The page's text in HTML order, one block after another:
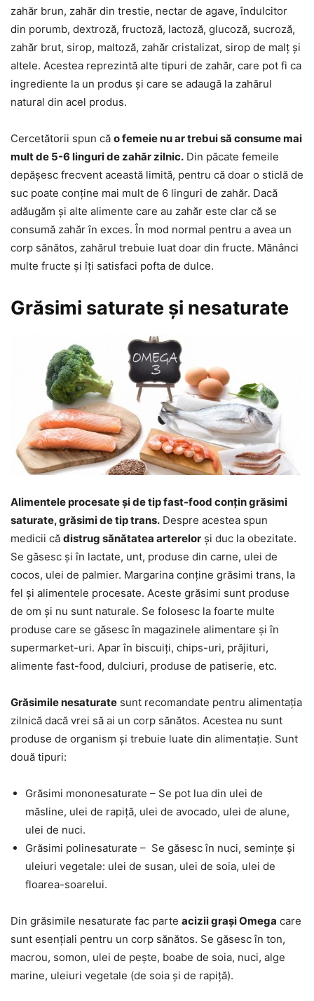
zahăr brun, zahăr din trestie, nectar de agave, îndulcitor
din porumb, dextroză, fructoză, lactoză, glucoză, sucroză,
zahăr brut, sirop, maltoză, zahăr cristalizat, sirop de malț și
altele. Acestea reprezintă alte tipuri de zahăr, care pot fi ca
ingrediente la un produs și care se adaugă la zahărul
natural din acel produs.
Cercetătorii spun că o femeie nu ar trebui să consume mai
mult de 5-6 linguri de zahăr zilnic. Din păcate femeile
depășesc frecvent această limită, pentru că doar o sticlă de
suc poate conține mai mult de 6 linguri de zahăr. Dacă
adăugăm și alte alimente care au zahăr este clar că se
consumă zahăr în exces. În mod normal pentru a avea un
corp sănătos, zahărul trebuie luat doar din fructe. Mănânci
multe fructe și îți satisfaci pofta de dulce.
Grăsimi saturate și nesaturate
Alimentele procesate și de tip fast-food conțin grăsimi
saturate, grăsimi de tip trans. Despre acestea spun
medicii că distrug sănătatea arterelor și duc la obezitate.
Se găsesc și în lactate, unt, produse din carne, ulei de
cocos, ulei de palmier. Margarina conține grăsimi trans, la
fel și alimentele procesate. Aceste grăsimi sunt produse
de om și nu sunt naturale. Se folosesc la foarte multe
produse care se găsesc în magazinele alimentare și în
supermarket-uri. Apar în biscuiți, chips-uri, prăjituri,
alimente fast-food, dulciuri, produse de patiserie, etc.
Grăsimile nesaturate sunt recomandate pentru alimentația
zilnică dacă vrei să ai un corp sănătos. Acestea nu sunt
produse de organism și trebuie luate din alimentație. Sunt
două tipuri:
Grăsimi mononesaturate – Se pot lua din ulei de
măsline, ulei de rapiță, ulei de avocado, ulei de alune,
ulei de nuci.
Grăsimi polinesaturate – Se găsesc în nuci, semințe și
uleiuri vegetale: ulei de susan, ulei de soia, ulei de
floarea-soarelui.
Din grăsimile nesaturate fac parte acizii grași Omega care
sunt esențiali pentru un corp sănătos. Se găsesc în ton,
macrou, somon, ulei de pește, boabe de soia, nuci, alge
marine, uleiuri vegetale (de soia și de rapiță).